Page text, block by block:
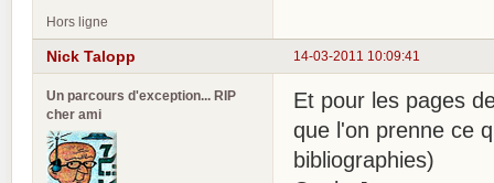
Hors ligne
14-03-2011 10:09:41
Nick Talopp
Un parcours d'exception... RIP
cher ami
Et pour les pages
que l'on prenne ce
bibliographies)